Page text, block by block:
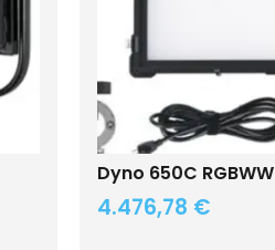
Dyno 650C RGBWW
4.476,78 €